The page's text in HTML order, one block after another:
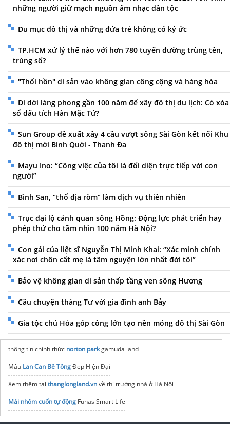
những người giữ mạch nguồn âm nhạc dân tộc
Du mục đô thị và những đứa trẻ không có ký ức
TP.HCM xử lý thế nào với hơn 780 tuyến đường trùng tên,
trùng số?
"Thổi hồn" di sản vào không gian công cộng và hàng hóa
Di dời làng phong gần 100 năm để xây đô thị du lịch: Có xóa
sổ dấu tích Hàn Mặc Tử?
Sun Group đề xuất xây 4 cầu vượt sông Sài Gòn kết nối Khu
đô thị mới Bình Quới - Thanh Đa
Mayu Ino: “Công việc của tôi là đối diện trực tiếp với con
người”
Bình San, “thổ địa ròm” làm dịch vụ thiên nhiên
Trục đại lộ cảnh quan sông Hồng: Động lực phát triển hay
phép thử cho tầm nhìn 100 năm Hà Nội?
Con gái của liệt sĩ Nguyễn Thị Minh Khai: “Xác minh chính
xác nơi chôn cất mẹ là tâm nguyện lớn nhất đời tôi”
Bảo vệ không gian di sản thấp tầng ven sông Hương
Câu chuyện tháng Tư với gia đình anh Bảy
Gia tộc chú Hỏa góp công lớn tạo nền móng đô thị Sài Gòn
thông tin chính thức norton parkgamuda land
Mẫu Lan Can Bê TôngĐẹp Hiện Đại
Xem thêm tại thanglongland.vnvề thị trường nhà ở Hà Nội
Mái nhôm cuốn tự động Funas Smart Life
Funas lắp nhà chòi hợp kim nhôm
cho thue can ho celadon city